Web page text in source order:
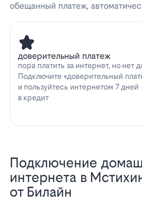
обещанный платеж,
доверительный платеж
пора платить за интернет, но нет
Подключите «доверительный
и пользуйтесь интернетом 7 дней
в кредит
Подключение
интернета в
от Билайн